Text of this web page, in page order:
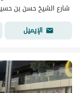
شارع الشيخ حسن بن
الإيميل